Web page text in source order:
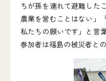
ちが孫を連れて避難した
農業を営むことはない」
私たちの願いです」と言
参加者は福島の被災者と